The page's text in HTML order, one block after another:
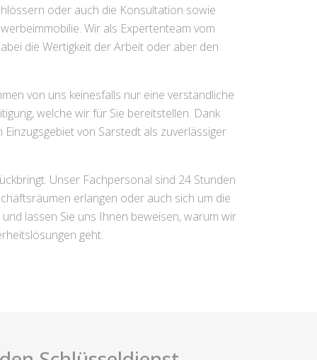
oder auch die Konsultation sowie
Wir als Expertenteam vom
die Wertigkeit der Arbeit oder aber den
von uns keinesfalls nur eine verständliche
welche wir für Sie bereitstellen. Dank
von Sarstedt als zuverlässiger
Unser Fachpersonal sind 24 Stunden
erlangen oder auch sich um die
lassen Sie uns Ihnen beweisen, warum wir
geht.